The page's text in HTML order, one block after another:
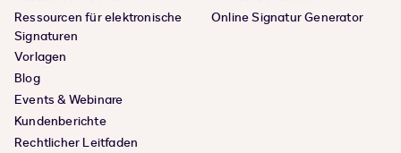
Ressourcen für elektronische
Signaturen
Vorlagen
Blog
Events & Webinare
Kundenberichte
Rechtlicher Leitfaden
Online Signatur Generator